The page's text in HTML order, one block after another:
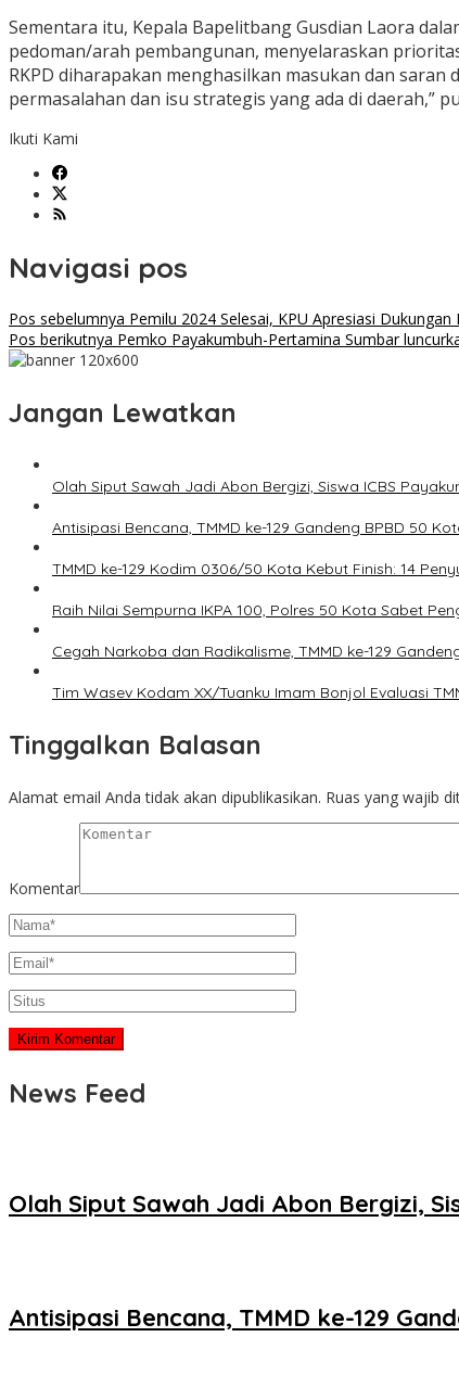
Sementara itu, Kepala Bapelitbang Gusdian Laora
pedoman/arah pembangunan, menyelaraskan
RKPD diharapakan menghasilkan masukan dan
permasalahan dan isu strategis yang ada di daerah,”
Ikuti Kami
Navigasi pos
Pos sebelumnya Pemilu 2024 Selesai, KPU Apresiasi
Pos berikutnya Pemko Payakumbuh-Pertamina Sumbar
Jangan Lewatkan
Olah Siput Sawah Jadi Abon Bergizi, Siswa ICBS
Antisipasi Bencana, TMMD ke-129 Gandeng BPBD 50
TMMD ke-129 Kodim 0306/50 Kota Kebut Finish: 14
Raih Nilai Sempurna IKPA 100, Polres 50 Kota Sabet
Cegah Narkoba dan Radikalisme, TMMD ke-129
Tim Wasev Kodam XX/Tuanku Imam Bonjol Evaluasi
Tinggalkan Balasan
Alamat email Anda tidak akan dipublikasikan. Ruas yang wajib
Komentar
News Feed
Olah Siput Sawah Jadi Abon Bergizi,
Antisipasi Bencana, TMMD ke-129